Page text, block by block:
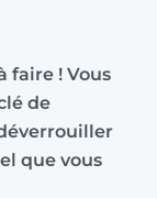
faire ! Vous
de
que vous